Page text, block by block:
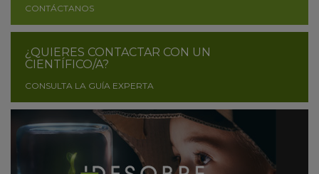
CONTÁCTANOS
¿QUIERES CONTACTAR CON UN
CIENTÍFICO/A?
CONSULTA LA GUÍA EXPERTA